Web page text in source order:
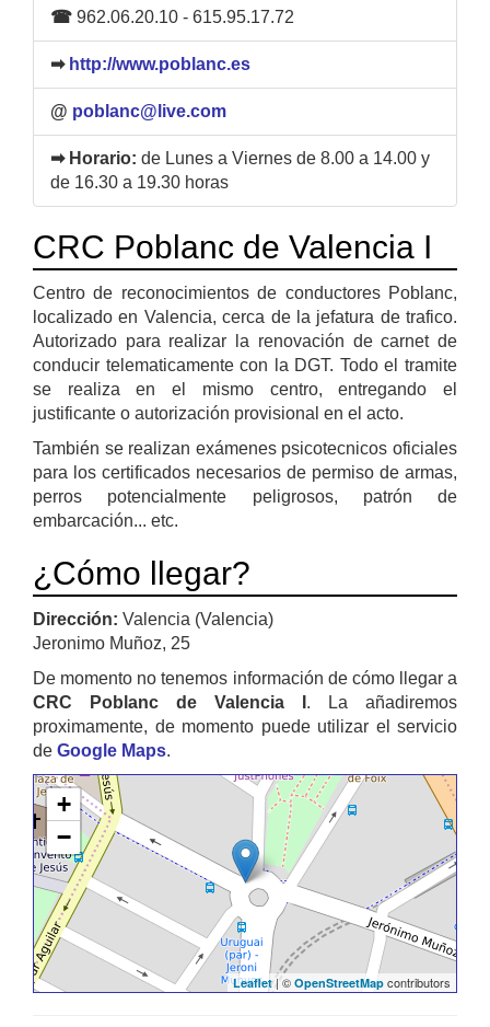
☎ 962.06.20.10 - 615.95.17.72
➡ http://www.poblanc.es
@ poblanc@live.com
➡ Horario: de Lunes a Viernes de 8.00 a 14.00 y
de 16.30 a 19.30 horas
CRC Poblanc de Valencia I
Centro de reconocimientos de conductores Poblanc,
localizado en Valencia, cerca de la jefatura de trafico.
Autorizado para realizar la renovación de carnet de
conducir telematicamente con la DGT. Todo el tramite
se realiza en el mismo centro, entregando el
justificante o autorización provisional en el acto.
También se realizan exámenes psicotecnicos oficiales
para los certificados necesarios de permiso de armas,
perros potencialmente peligrosos, patrón de
embarcación... etc.
¿Cómo llegar?
Dirección: Valencia (Valencia)
Jeronimo Muñoz, 25
De momento no tenemos información de cómo llegar a
CRC Poblanc de Valencia I . La añadiremos
proximamente, de momento puede utilizar el servicio
de Google Maps.
+
−
Leaflet | © OpenStreetMap contributors